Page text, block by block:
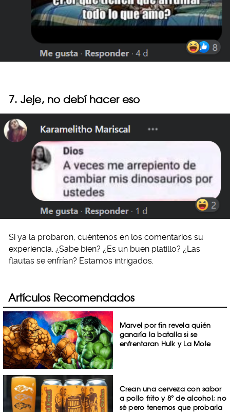
7. Jeje, no debí hacer eso
Si ya la probaron, cuéntenos en los comentarios su
experiencia. ¿Sabe bien? ¿Es un buen platillo? ¿Las
flautas se enfrían? Estamos intrigados.
Artículos Recomendados
Marvel por fin revela quién
ganaría la batalla si se
enfrentaran Hulk y La Mole
Crean una cerveza con sabor
a pollo frito y 8° de alcohol; no
sé pero tenemos que probarla